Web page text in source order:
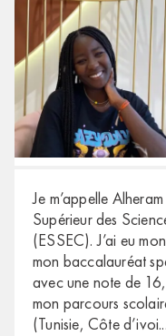
Je m’appelle
Supérieur des
(ESSEC). J’ai eu
mon baccalauréat
avec une note de
mon parcours
(Tunisie, Côte d’ivoi...